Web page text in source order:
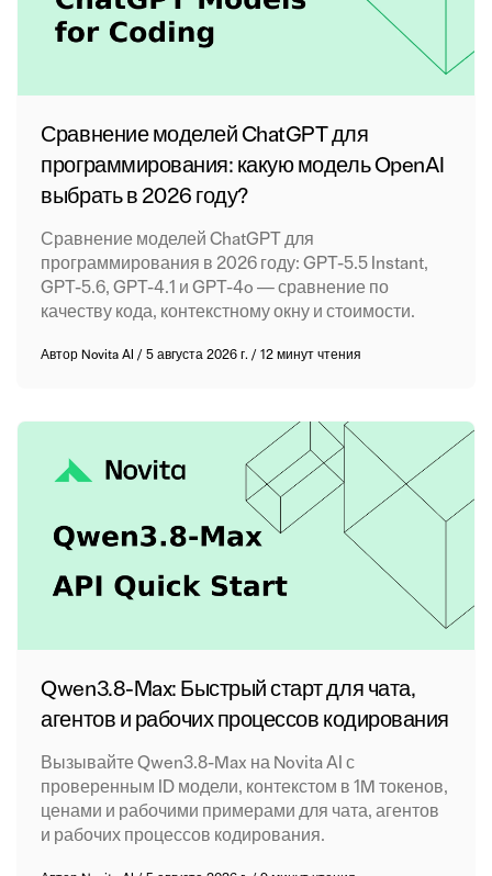
Сравнение моделей ChatGPT для
программирования: какую модель OpenAI
выбрать в 2026 году?
Сравнение моделей ChatGPT для
программирования в 2026 году: GPT-5.5 Instant,
GPT-5.6, GPT-4.1 и GPT-4o — сравнение по
качеству кода, контекстному окну и стоимости.
Автор Novita AI /5 августа 2026 г./12 минут чтения
Qwen3.8-Max: Быстрый старт для чата,
агентов и рабочих процессов кодирования
Вызывайте Qwen3.8-Max на Novita AI с
проверенным ID модели, контекстом в 1M токенов,
ценами и рабочими примерами для чата, агентов
и рабочих процессов кодирования.